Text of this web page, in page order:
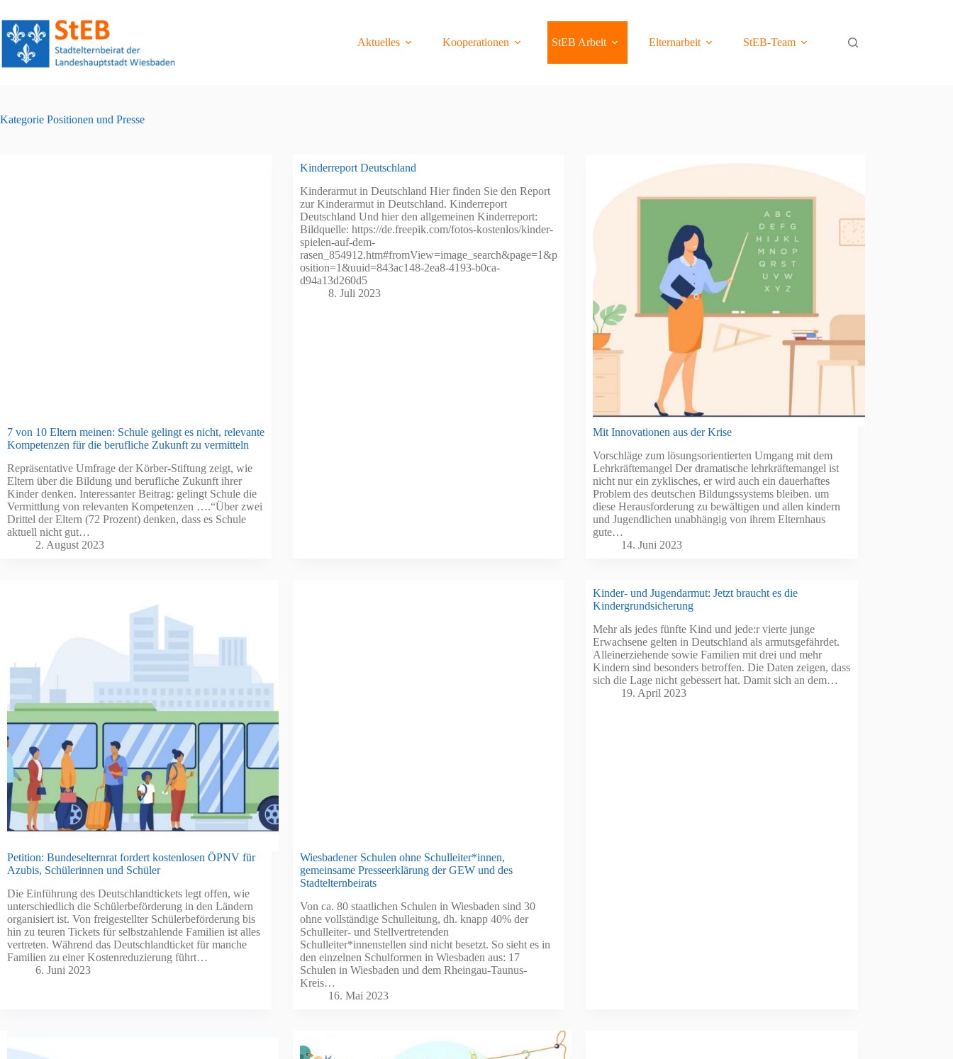
Inhalt
springen
Aktuelles
Kooperationen StEB Arbeit Elternarbeit StEB-Team
Kategorie Positionen und Presse
7 von 10 Eltern meinen: Schule gelingt es nicht, relevante
Kompetenzen für die berufliche Zukunft zu vermitteln
Repräsentative Umfrage der Körber-Stiftung zeigt, wie
Eltern über die Bildung und berufliche Zukunft ihrer
Kinder denken. Interessanter Beitrag: gelingt Schule die
Vermittlung von relevanten Kompetenzen ….“Über zwei
Drittel der Eltern (72 Prozent) denken, dass es Schule
aktuell nicht gut…
2. August 2023
Kinderreport Deutschland
Kinderarmut in Deutschland Hier finden Sie den Report
zur Kinderarmut in Deutschland. Kinderreport
Deutschland Und hier den allgemeinen Kinderreport:
Bildquelle: https://de.freepik.com/fotos-kostenlos/kinder-
spielen-auf-dem-
rasen_854912.htm#fromView=image_search&page=1&p
osition=1&uuid=843ac148-2ea8-4193-b0ca-
d94a13d260d5
8. Juli 2023
Mit Innovationen aus der Krise
Vorschläge zum lösungsorientierten Umgang mit dem
Lehrkräftemangel Der dramatische lehrkräftemangel ist
nicht nur ein zyklisches, er wird auch ein dauerhaftes
Problem des deutschen Bildungssystems bleiben. um
diese Herausforderung zu bewältigen und allen kindern
und Jugendlichen unabhängig von ihrem Elternhaus
gute…
14. Juni 2023
Petition: Bundeselternrat fordert kostenlosen ÖPNV für
Azubis, Schülerinnen und Schüler
Die Einführung des Deutschlandtickets legt offen, wie
unterschiedlich die Schülerbeförderung in den Ländern
organisiert ist. Von freigestellter Schülerbeförderung bis
hin zu teuren Tickets für selbstzahlende Familien ist alles
vertreten. Während das Deutschlandticket für manche
Familien zu einer Kostenreduzierung führt…
6. Juni 2023
Wiesbadener Schulen ohne Schulleiter*innen,
gemeinsame Presseerklärung der GEW und des
Stadtelternbeirats
Von ca. 80 staatlichen Schulen in Wiesbaden sind 30
ohne vollständige Schulleitung, dh. knapp 40% der
Schulleiter- und Stellvertretenden
Schulleiter*innenstellen sind nicht besetzt. So sieht es in
den einzelnen Schulformen in Wiesbaden aus: 17
Schulen in Wiesbaden und dem Rheingau-Taunus-
Kreis…
16. Mai 2023
Kinder- und Jugendarmut: Jetzt braucht es die
Kindergrundsicherung
Mehr als jedes fünfte Kind und jede:r vierte junge
Erwachsene gelten in Deutschland als armutsgefährdet.
Alleinerziehende sowie Familien mit drei und mehr
Kindern sind besonders betroffen. Die Daten zeigen, dass
sich die Lage nicht gebessert hat. Damit sich an dem…
19. April 2023